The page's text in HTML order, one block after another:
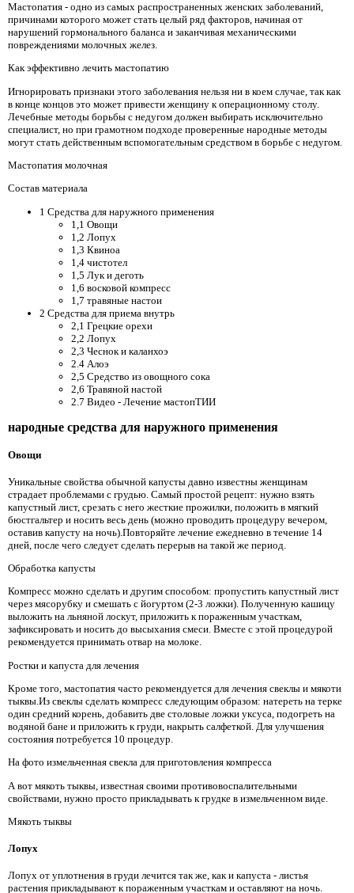
Мастопатия - одно из самых распространенных женских заболеваний,
причинами которого может стать целый ряд факторов, начиная от
нарушений гормонального баланса и заканчивая механическими
повреждениями молочных желез.
Как эффективно лечить мастопатию
Игнорировать признаки этого заболевания нельзя ни в коем случае, так как
в конце концов это может привести женщину к операционному столу.
Лечебные методы борьбы с недугом должен выбирать исключительно
специалист, но при грамотном подходе проверенные народные методы
могут стать действенным вспомогательным средством в борьбе с недугом.
Мастопатия молочная
Состав материала
1 Средства для наружного применения
1,1 Овощи
1,2 Лопух
1,3 Квиноа
1,4 чистотел
1,5 Лук и деготь
1,6 восковой компресс
1,7 травяные настои
2 Средства для приема внутрь
2,1 Грецкие орехи
2,2 Лопух
2,3 Чеснок и каланхоэ
2.4 Алоэ
2,5 Средство из овощного сока
2,6 Травяной настой
2.7 Видео - Лечение мастопТИИ
народные средства для наружного применения
Овощи
Уникальные свойства обычной капусты давно известны женщинам
страдает проблемами с грудью. Самый простой рецепт: нужно взять
капустный лист, срезать с него жесткие прожилки, положить в мягкий
бюстгальтер и носить весь день (можно проводить процедуру вечером,
оставив капусту на ночь).Повторяйте лечение ежедневно в течение 14
дней, после чего следует сделать перерыв на такой же период.
Обработка капусты
Компресс можно сделать и другим способом: пропустить капустный лист
через мясорубку и смешать с йогуртом (2-3 ложки). Полученную кашицу
выложить на льняной лоскут, приложить к пораженным участкам,
зафиксировать и носить до высыхания смеси. Вместе с этой процедурой
рекомендуется принимать отвар на молоке.
Ростки и капуста для лечения
Кроме того, мастопатия часто рекомендуется для лечения свеклы и мякоти
тыквы.Из свеклы сделать компресс следующим образом: натереть на терке
один средний корень, добавить две столовые ложки уксуса, подогреть на
водяной бане и приложить к груди, накрыть салфеткой. Для улучшения
состояния потребуется 10 процедур.
На фото измельченная свекла для приготовления компресса
А вот мякоть тыквы, известная своими противовоспалительными
свойствами, нужно просто прикладывать к грудке в измельченном виде.
Мякоть тыквы
Лопух
Лопух от уплотнения в груди лечится так же, как и капуста - листья
растения прикладывают к пораженным участкам и оставляют на ночь.